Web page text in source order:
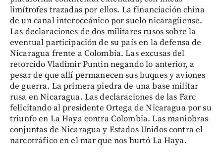
limítrofes trazadas por ellos. La financiación china
de un canal interoceánico por suelo nicaragüense.
Las declaraciones de dos militares rusos sobre la
eventual participación de su país en la defensa de
Nicaragua frente a Colombia. Las excusas del
retorcido Vladimir Puntin negando lo anterior, a
pesar de que allí permanecen sus buques y aviones
de guerra. La primera piedra de una base militar
rusa en Nicaragua. Las declaraciones de las Farc
felicitando al presidente Ortega de Nicaragua por su
triunfo en La Haya contra Colombia. Las maniobras
conjuntas de Nicaragua y Estados Unidos contra el
narcotráfico en el mar que nos hurtó La Haya.